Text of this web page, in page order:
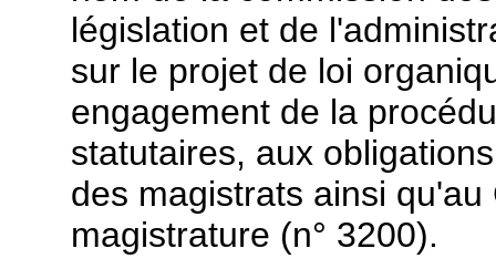
législation et de
sur le projet de loi
engagement de la
statutaires, aux
des magistrats ainsi
magistrature (n° 3200).